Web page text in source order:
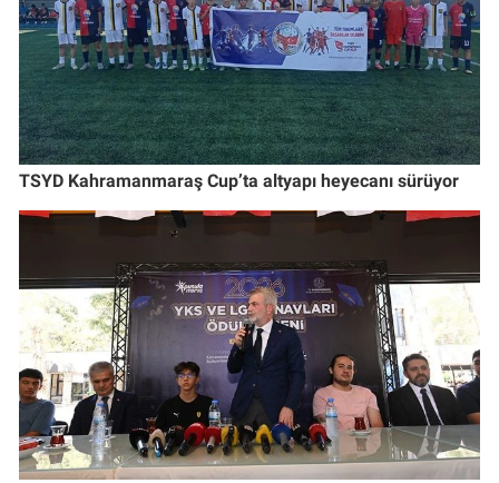
TSYD Kahramanmaraş Cup’ta altyapı heyecanı sürüyor